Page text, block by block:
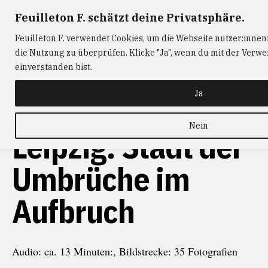
Feuilleton F. schätzt deine Privatsphäre.
Feuilleton F. verwendet Cookies, um die Webseite
die Nutzung zu überprüfen. Klicke "Ja", wenn du mit der
einverstanden bist.
Nein
Ja
Inhalt
springen
FEUILLETON F. — Journalismus mit Raum und Zeit
ABONNIEREN FEUILLETON F.
DER
W@RTIST
NEWS KONTAKT
Leipzig: Stadt der
Umbrüche im
Aufbruch
Audio: ca. 13 Minuten:, Bildstrecke: 35 Fotografien